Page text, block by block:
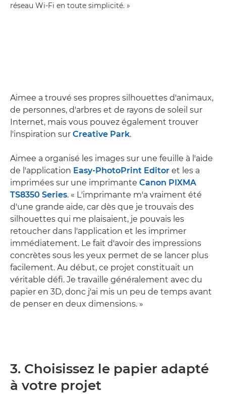
réseau Wi-Fi en toute simplicité. »
Aimee a trouvé ses propres silhouettes d'animaux,
de personnes, d'arbres et de rayons de soleil sur
Internet, mais vous pouvez également trouver
l'inspiration sur Creative Park.
Aimee a organisé les images sur une feuille à l'aide
de l'application Easy-PhotoPrint Editor et les a
imprimées sur une imprimante Canon PIXMA
TS8350 Series. « L'imprimante m'a vraiment été
d'une grande aide, car dès que je trouvais des
silhouettes qui me plaisaient, je pouvais les
retoucher dans l'application et les imprimer
immédiatement. Le fait d'avoir des impressions
concrètes sous les yeux permet de se lancer plus
facilement. Au début, ce projet constituait un
véritable défi. Je travaille généralement avec du
papier en 3D, donc j'ai mis un peu de temps avant
de penser en deux dimensions. »
3. Choisissez le papier adapté
à votre projet